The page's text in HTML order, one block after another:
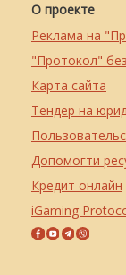
О проекте
Реклама на
"Протокол"
Карта сайта
Тендер на
Допомогти
Кредит онлайн
iGaming